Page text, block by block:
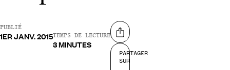
PUBLIÉ
1ER JANV. 2015TEMPS DE LECTURE
3 MINUTES
Partager sur
PARTAGER
SUR